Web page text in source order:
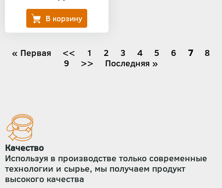
Нумерация
Первая
« Первая ←
<< Страница
1 Страница
2 Страница
3 Страница
4 Страница
5 Страница
6 7
8
Страница
9
Следующая
>>
Последняя
Последняя »
Качество
Используя в производстве только современные
технологии и сырье, мы получаем продукт
высокого качества